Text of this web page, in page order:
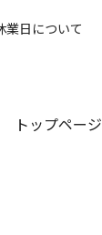
業日について
トップページ